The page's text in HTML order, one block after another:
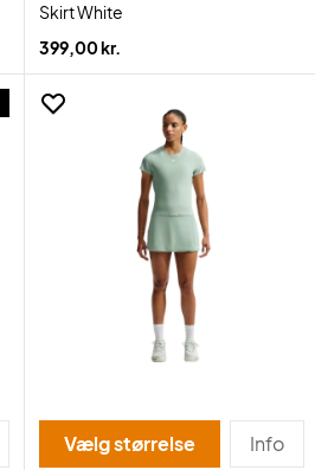
Skirt White
399,00 kr.
Vælg størrelse Info